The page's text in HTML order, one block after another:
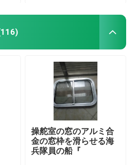
操舵室の窓のアルミ合
金の窓枠を滑らせる海
兵隊員の船『